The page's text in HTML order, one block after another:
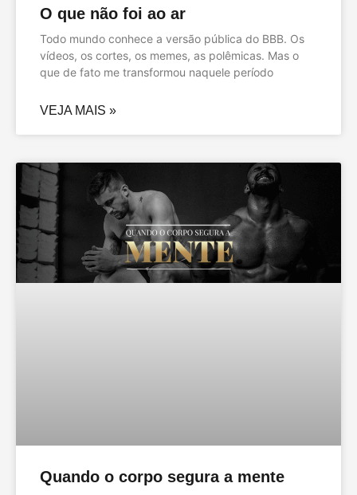
O que não foi ao ar
Todo mundo conhece a versão pública do BBB. Os
vídeos, os cortes, os memes, as polêmicas. Mas o
que de fato me transformou naquele período
VEJA MAIS »
Quando o corpo segura a mente